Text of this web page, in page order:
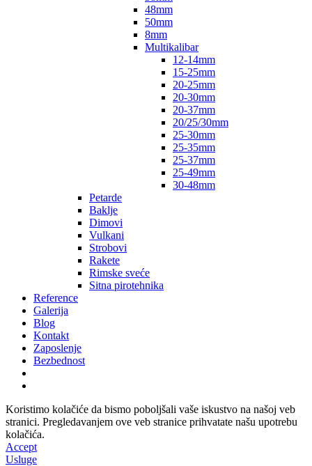
48mm
50mm
8mm
Multikalibar
12-14mm
15-25mm
20-25mm
20-30mm
20-37mm
20/25/30mm
25-30mm
25-35mm
25-37mm
25-49mm
30-48mm
Petarde
Baklje
Dimovi
Vulkani
Strobovi
Rakete
Rimske sveće
Sitna pirotehnika
Reference
Galerija
Blog
Kontakt
Zaposlenje
Bezbednost
Koristimo kolačiće da bismo poboljšali vaše iskustvo na našoj veb
stranici. Pregledavanjem ove veb stranice prihvatate našu upotrebu
kolačića.
Accept
Usluge